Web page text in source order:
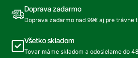
Doprava zadarmo
Doprava zadarmo nad 99€ aj pre trávne
Všetko skladom
Tovar máme skladom a odosielame do